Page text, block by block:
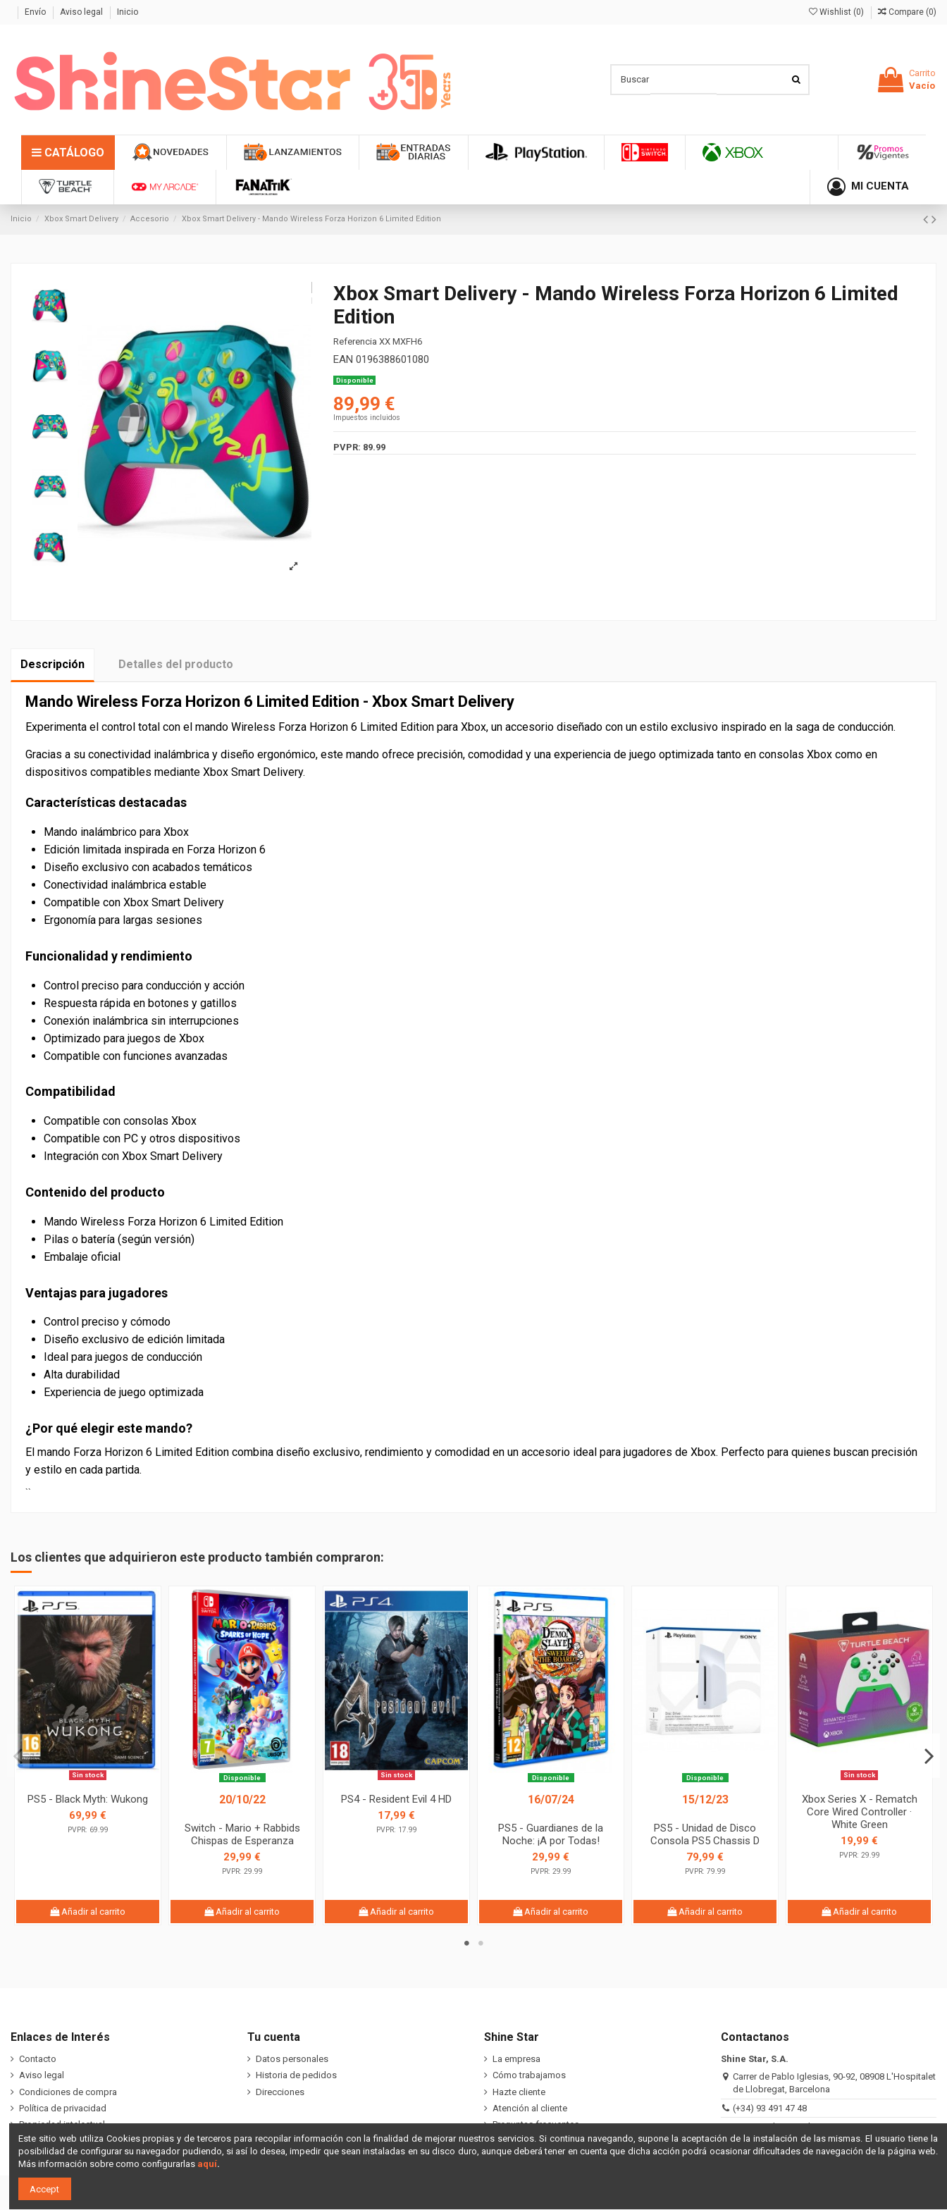
Envío Aviso legal Inicio Wishlist (0) Compare (0)
Carrito
Vacío
CATÁLOGO
MI CUENTA
Inicio Xbox Smart Delivery Accesorio Xbox Smart Delivery - Mando Wireless Forza Horizon 6 Limited Edition
Xbox Smart Delivery - Mando Wireless Forza Horizon 6 Limited
Edition
Referencia XX MXFH6
EAN 0196388601080
Disponible
89,99 €
Impuestos incluidos
PVPR: 89.99
Descripción Detalles del producto
Mando Wireless Forza Horizon 6 Limited Edition - Xbox Smart Delivery
Experimenta el control total con el mando Wireless Forza Horizon 6 Limited Edition para Xbox, un accesorio diseñado con un estilo exclusivo inspirado en la saga de conducción.
Gracias a su conectividad inalámbrica y diseño ergonómico, este mando ofrece precisión, comodidad y una experiencia de juego optimizada tanto en consolas Xbox como en
dispositivos compatibles mediante Xbox Smart Delivery.
Características destacadas
Mando inalámbrico para Xbox
Edición limitada inspirada en Forza Horizon 6
Diseño exclusivo con acabados temáticos
Conectividad inalámbrica estable
Compatible con Xbox Smart Delivery
Ergonomía para largas sesiones
Funcionalidad y rendimiento
Control preciso para conducción y acción
Respuesta rápida en botones y gatillos
Conexión inalámbrica sin interrupciones
Optimizado para juegos de Xbox
Compatible con funciones avanzadas
Compatibilidad
Compatible con consolas Xbox
Compatible con PC y otros dispositivos
Integración con Xbox Smart Delivery
Contenido del producto
Mando Wireless Forza Horizon 6 Limited Edition
Pilas o batería (según versión)
Embalaje oficial
Ventajas para jugadores
Control preciso y cómodo
Diseño exclusivo de edición limitada
Ideal para juegos de conducción
Alta durabilidad
Experiencia de juego optimizada
¿Por qué elegir este mando?
El mando Forza Horizon 6 Limited Edition combina diseño exclusivo, rendimiento y comodidad en un accesorio ideal para jugadores de Xbox. Perfecto para quienes buscan precisión
y estilo en cada partida.
``
Los clientes que adquirieron este producto también compraron:
Sin stock
PS5 - Black Myth: Wukong
69,99 €
PVPR: 69.99
Añadir al carrito
Disponible
20/10/22
Switch - Mario + Rabbids
Chispas de Esperanza
29,99 €
PVPR: 29.99
Añadir al carrito
Sin stock
PS4 - Resident Evil 4 HD
17,99 €
PVPR: 17.99
Añadir al carrito
Disponible
16/07/24
PS5 - Guardianes de la
Noche: ¡A por Todas!
29,99 €
PVPR: 29.99
Añadir al carrito
Disponible
15/12/23
PS5 - Unidad de Disco
Consola PS5 Chassis D
79,99 €
PVPR: 79.99
Añadir al carrito
Sin stock
Xbox Series X - Rematch
Core Wired Controller ·
White Green
19,99 €
PVPR: 29.99
Añadir al carrito
Enlaces de Interés
Contacto
Aviso legal
Condiciones de compra
Política de privacidad
Propiedad intelectual
Tu cuenta
Datos personales
Historia de pedidos
Direcciones
Shine Star
La empresa
Cómo trabajamos
Hazte cliente
Atención al cliente
Preguntas frecuentes
Contactanos
Shine Star, S.A.
Carrer de Pablo Iglesias, 90-92, 08908 L'Hospitalet
de Llobregat, Barcelona
(+34) 93 491 47 48
atencioncliente@shinestar.es
Este sitio web utiliza Cookies propias y de terceros para recopilar información con la finalidad de mejorar nuestros servicios. Si continua navegando, supone la aceptación de la instalación de las mismas. El usuario tiene la
posibilidad de configurar su navegador pudiendo, si así lo desea, impedir que sean instaladas en su disco duro, aunque deberá tener en cuenta que dicha acción podrá ocasionar dificultades de navegación de la página web.
Más información sobre como configurarlas aquí.
Accept